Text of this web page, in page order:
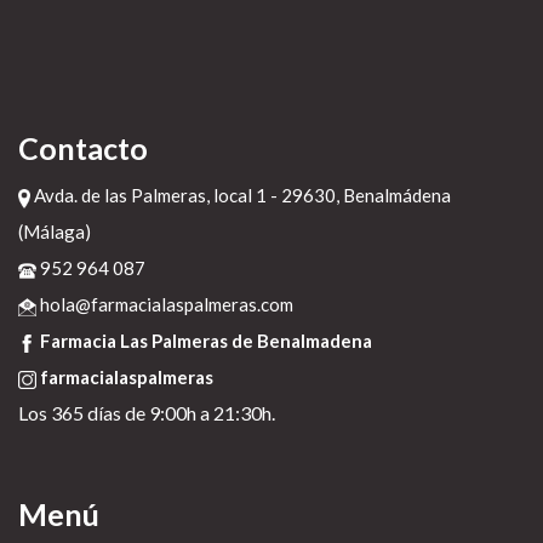
Contacto
Avda. de las Palmeras, local 1 - 29630, Benalmádena
(Málaga)
952 964 087
hola@farmacialaspalmeras.com
Farmacia Las Palmeras de Benalmadena
farmacialaspalmeras
Los 365 días de 9:00h a 21:30h.
Menú